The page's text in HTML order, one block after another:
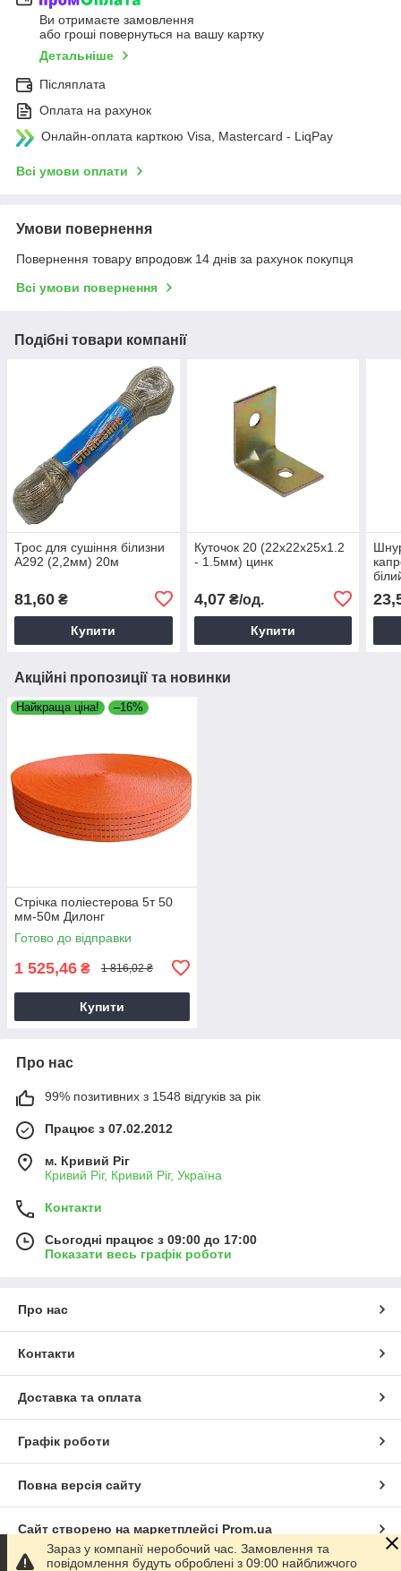
Ви отримаєте замовлення
або гроші повернуться на вашу картку
Детальніше
Післяплата
Оплата на рахунок
Онлайн-оплата карткою Visa, Mastercard - LiqPay
Всі умови оплати
Умови повернення
Повернення товару впродовж 14 днів за рахунок покупця
Всі умови повернення
Подібні товари компанії
Трос для сушіння білизни
А292 (2,2мм) 20м
81,60 ₴
Купити
Куточок 20 (22х22х25х1.2
- 1.5мм) цинк
4,07₴/од.
Купити
Акційні пропозиції та новинки
Найкраща ціна! –16%
Стрічка поліестерова 5т 50
мм-50м Дилонг
Готово до відправки
1 525,46 ₴ 1 816,02 ₴
Купити
Про нас
99% позитивних з 1548 відгуків за рік
Працює з 07.02.2012
м. Кривий Ріг
Кривий Ріг, Кривий Ріг, Україна
Контакти
Сьогодні працює з 09:00 до 17:00
Показати весь графік роботи
Про нас
Контакти
Доставка та оплата
Графік роботи
Повна версія сайту
Сайт створено на маркетплейсі Prom.ua
Зараз у компанії неробочий час. Замовлення та
повідомлення будуть оброблені з 09:00 найближчого